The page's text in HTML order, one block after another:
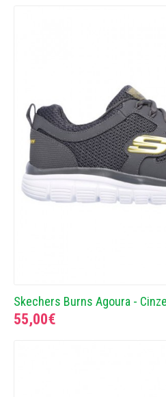
Skechers Burns Agoura -
55,00€